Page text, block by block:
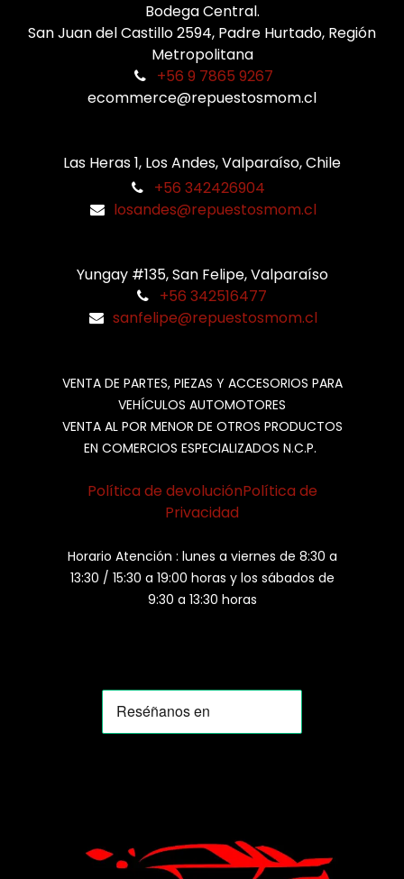
Bodega Central.
San Juan del Castillo 2594, Padre Hurtado, Región
Metropolitana
+56 9 7865 9267
ecommerce@repuestosmom.cl
Las Heras 1, Los Andes, Valparaíso, Chile
+56 342426904
losandes@repuestosmom.cl
Yungay #135, San Felipe, Valparaíso
+56 342516477
sanfelipe@repuestosmom.cl
VENTA DE PARTES, PIEZAS Y ACCESORIOS PARA
VEHÍCULOS AUTOMOTORES
VENTA AL POR MENOR DE OTROS PRODUCTOS
EN COMERCIOS ESPECIALIZADOS N.C.P.
Política de devoluciónPolítica de
Privacidad
Horario Atención : lunes a viernes de 8:30 a
13:30 / 15:30 a 19:00 horas y los sábados de
9:30 a 13:30 horas